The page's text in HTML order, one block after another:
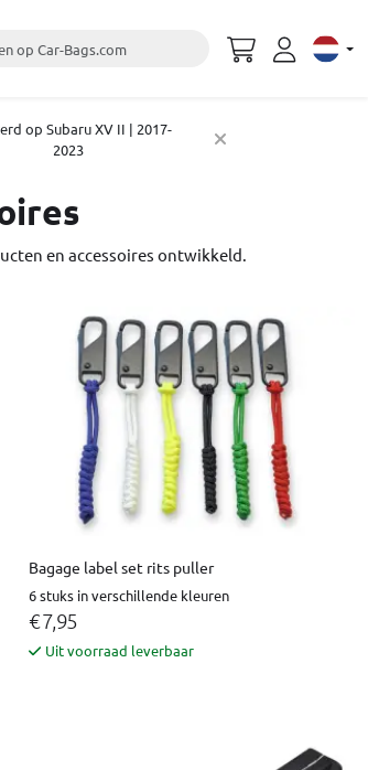
Bags.com Select
op Subaru XV II | 2017-
2023
en accessoires ontwikkeld.
Bagage label set rits puller
6 stuks in verschillende kleuren
€ 7,95
Uit voorraad leverbaar